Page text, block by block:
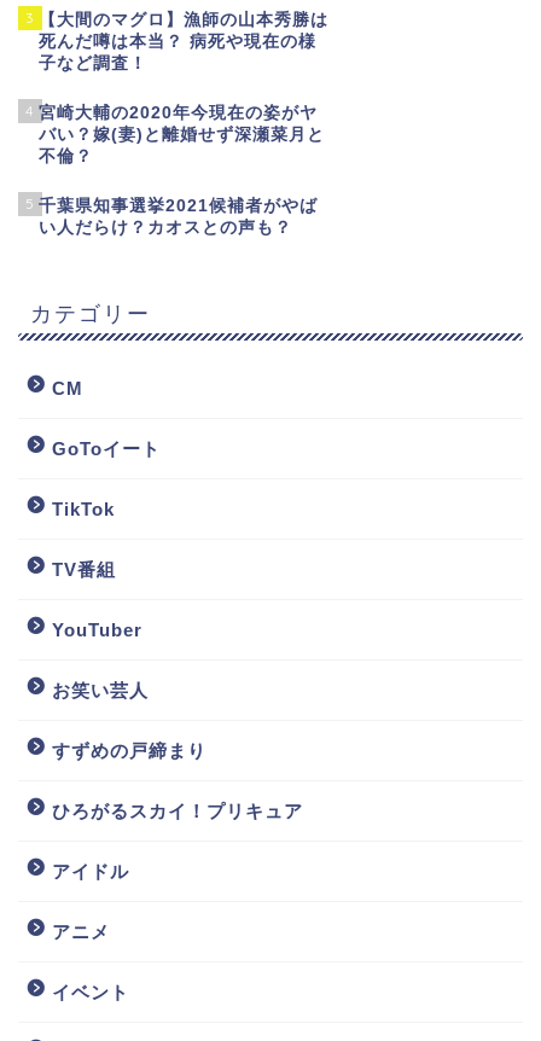
3
【大間のマグロ】漁師の山本秀勝は
死んだ噂は本当？ 病死や現在の様
子など調査！
4 宮崎大輔の2020年今現在の姿がヤ
バい？嫁(妻)と離婚せず深瀬菜月と
不倫？
5 千葉県知事選挙2021候補者がやば
い人だらけ？カオスとの声も？
カテゴリー
CM
GoToイート
TikTok
TV番組
YouTuber
お笑い芸人
すずめの戸締まり
ひろがるスカイ！プリキュア
アイドル
アニメ
イベント